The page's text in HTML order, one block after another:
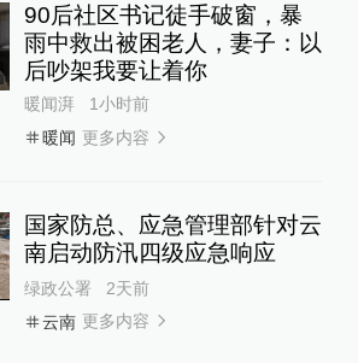
90后社区书记徒手破窗，暴
雨中救出被困老人，妻子：以
后吵架我要让着你
暖闻湃
1小时前
暖闻 更多内容
国家防总、应急管理部针对云
南启动防汛四级应急响应
绿政公署
2天前
云南 更多内容